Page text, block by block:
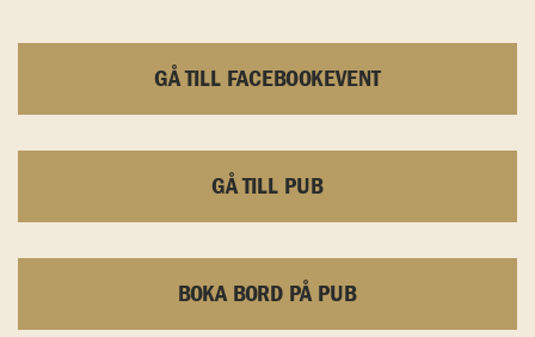
GÅ TILL FACEBOOKEVENT
GÅ TILL PUB
BOKA BORD PÅ PUB